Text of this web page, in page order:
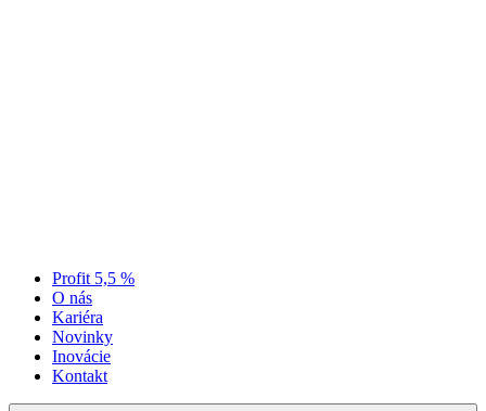
Profit 5,5 %
O nás
Kariéra
Novinky
Inovácie
Kontakt